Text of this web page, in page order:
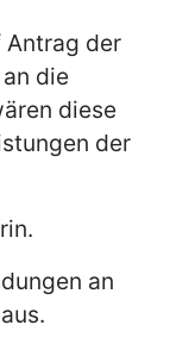
Antrag der
die
diese
der
an